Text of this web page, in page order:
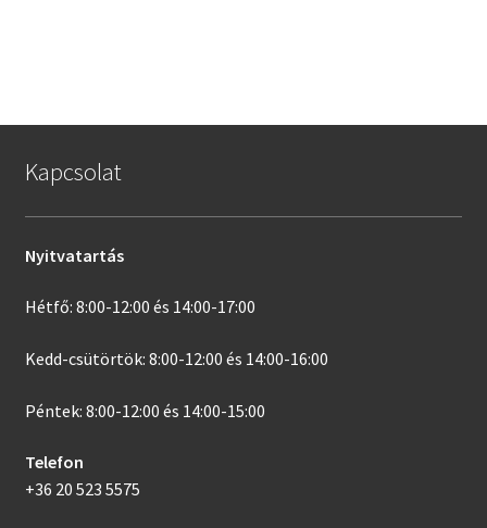
Kapcsolat
Nyitvatartás
Hétfő: 8:00-12:00 és 14:00-17:00
Kedd-csütörtök: 8:00-12:00 és 14:00-16:00
Péntek: 8:00-12:00 és 14:00-15:00
Telefon
+36 20 523 5575